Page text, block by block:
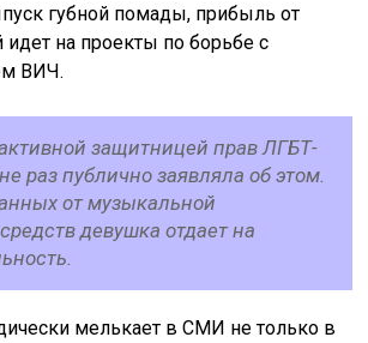
губной помады, прибыль от
идет на проекты по борьбе с
ВИЧ.
активной защитницей прав ЛГБТ-
раз публично заявляла об этом.
от музыкальной
девушка отдает на
мелькает в СМИ не только в